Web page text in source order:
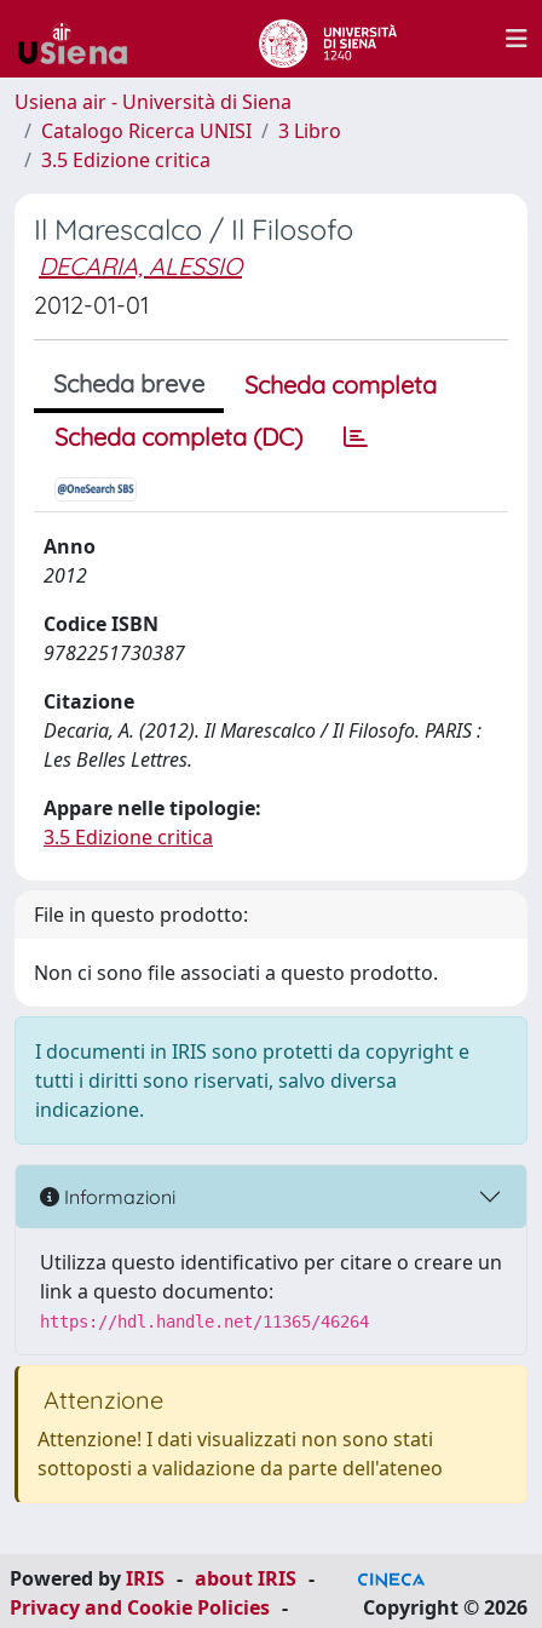
Usiena air - Università di Siena
Catalogo Ricerca UNISI
3 Libro
3.5 Edizione critica
Il Marescalco / Il Filosofo
DECARIA, ALESSIO
2012-01-01
Scheda breve
Scheda completa
Scheda completa (DC)
Anno
2012
Codice ISBN
9782251730387
Citazione
Decaria, A. (2012). Il Marescalco / Il Filosofo. PARIS :
Les Belles Lettres.
Appare nelle tipologie:
3.5 Edizione critica
File in questo prodotto:
Non ci sono file associati a questo prodotto.
I documenti in IRIS sono protetti da copyright e
tutti i diritti sono riservati, salvo diversa
indicazione.
Informazioni
Utilizza questo identificativo per citare o creare un
link a questo documento:
https://hdl.handle.net/11365/46264
Attenzione
Attenzione! I dati visualizzati non sono stati
sottoposti a validazione da parte dell'ateneo
Powered byIRIS - about IRIS -
Privacy and Cookie Policies -
Copyright © 2026